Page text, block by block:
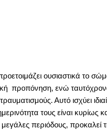
ουσιαστικά το
προπόνηση, ενώ
Αυτό ισχύει
τους είναι κυρίως
μεγάλες περιόδους, προκαλεί